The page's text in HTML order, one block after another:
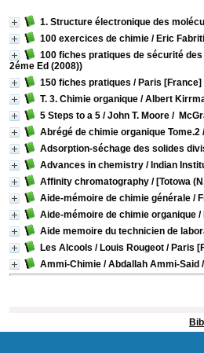
1. Structure électronique des
100 exercices de chimie / Eric
100 fiches pratiques de sécurité
2éme Ed (2008))
150 fiches pratiques / Paris [France]
T. 3. Chimie organique / Albert
5 Steps to a 5 / John T. Moore /
Abrégé de chimie organique Tome.2
Adsorption-séchage des solides
Advances in chemistry / Indian
Affinity chromatography / [Totowa
Aide-mémoire de chimie générale /
Aide-mémoire de chimie organique /
Aide memoire du technicien de
Les Alcools / Louis Rougeot / Paris
Ammi-Chimie / Abdallah Ammi-Said